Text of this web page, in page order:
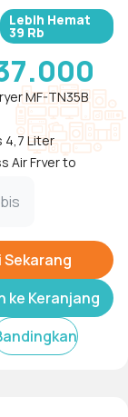
Lebih Hemat
39 Rb
MF-TN35B
4,7 Liter
Air Fryer to
PFOA Free Non-
Sekarang
ke Keranjang